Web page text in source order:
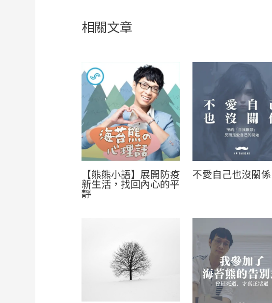
相關文章
【熊熊小語】展開防疫
新生活，找回內心的平
靜
不愛自己也沒關係